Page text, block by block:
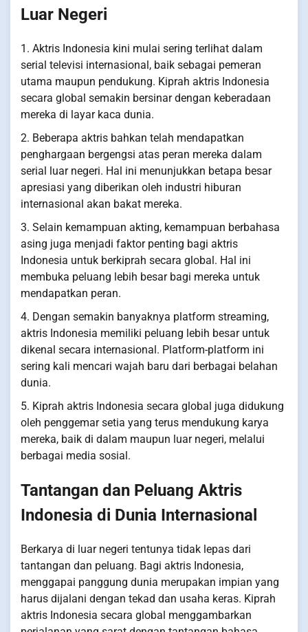
Luar Negeri
1. Aktris Indonesia kini mulai sering terlihat dalam
serial televisi internasional, baik sebagai pemeran
utama maupun pendukung. Kiprah aktris Indonesia
secara global semakin bersinar dengan keberadaan
mereka di layar kaca dunia.
2. Beberapa aktris bahkan telah mendapatkan
penghargaan bergengsi atas peran mereka dalam
serial luar negeri. Hal ini menunjukkan betapa besar
apresiasi yang diberikan oleh industri hiburan
internasional akan bakat mereka.
3. Selain kemampuan akting, kemampuan berbahasa
asing juga menjadi faktor penting bagi aktris
Indonesia untuk berkiprah secara global. Hal ini
membuka peluang lebih besar bagi mereka untuk
mendapatkan peran.
4. Dengan semakin banyaknya platform streaming,
aktris Indonesia memiliki peluang lebih besar untuk
dikenal secara internasional. Platform-platform ini
sering kali mencari wajah baru dari berbagai belahan
dunia.
5. Kiprah aktris Indonesia secara global juga didukung
oleh penggemar setia yang terus mendukung karya
mereka, baik di dalam maupun luar negeri, melalui
berbagai media sosial.
Tantangan dan Peluang Aktris
Indonesia di Dunia Internasional
Berkarya di luar negeri tentunya tidak lepas dari
tantangan dan peluang. Bagi aktris Indonesia,
menggapai panggung dunia merupakan impian yang
harus dijalani dengan tekad dan usaha keras. Kiprah
aktris Indonesia secara global menggambarkan